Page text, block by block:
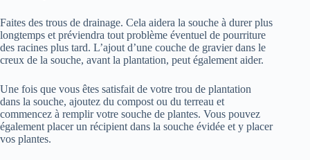
Faites des trous de drainage. Cela aidera la souche à durer plus
longtemps et préviendra tout problème éventuel de pourriture
des racines plus tard. L’ajout d’une couche de gravier dans le
creux de la souche, avant la plantation, peut également aider.
Une fois que vous êtes satisfait de votre trou de plantation
dans la souche, ajoutez du compost ou du terreau et
commencez à remplir votre souche de plantes. Vous pouvez
également placer un récipient dans la souche évidée et y placer
vos plantes.